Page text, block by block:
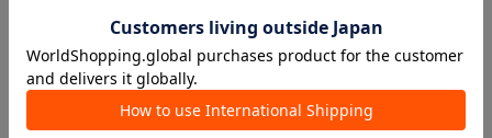
3COINS今週の新商品
2026.03.16